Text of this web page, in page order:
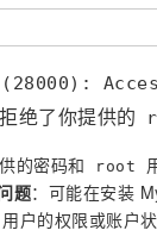
(28000):
绝了你提供的
的密码和 root
题：可能在安装
用户的权限或账户